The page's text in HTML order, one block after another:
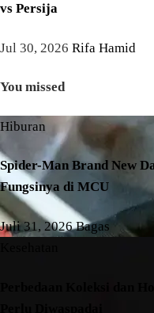
vs Persija
Jul 30, 2026 Rifa Hamid
You missed
Hiburan
Spider-Man Brand New
Fungsinya di MCU
Juli 31, 2026Bagas